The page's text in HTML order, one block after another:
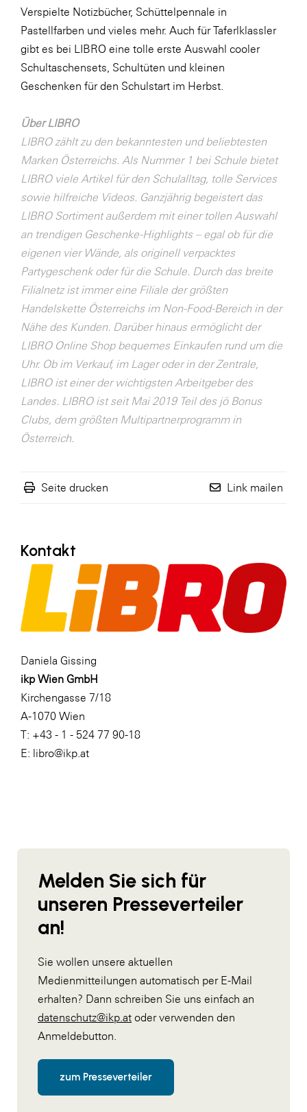
kosaplaner
Libro
Lidl Österreich
Die Menü-Manufaktur
MTH Retail Group
OMV
PAGRO
PHH Rechtsanwält:innen
Salesforce
sebamed
SERVICE&MORE
SKINUANCE®
Sony DADC
STIHL Tirol
VALETTA
Verband Druck Medien Österreich
Wirtschaftskammer Salzburg
WKS Fachgruppe Fahrzeughandel und
WKS Fachgruppe Finanzdienstleister
WK UBIT
Zühlke
Media
Verspielte Notizbücher, Schüttelpennale in
Pastellfarben und vieles mehr. Auch für Taferlklassler
gibt es bei LIBRO eine tolle erste Auswahl cooler
Schultaschensets, Schultüten und kleinen
Geschenken für den Schulstart im Herbst.
Über LIBRO
LIBRO zählt zu den bekanntesten und beliebtesten
Marken Österreichs. Als Nummer 1 bei Schule bietet
LIBRO viele Artikel für den Schulalltag, tolle Services
sowie hilfreiche Videos. Ganzjährig begeistert das
LIBRO Sortiment außerdem mit einer tollen Auswahl
an trendigen Geschenke-Highlights – egal ob für die
eigenen vier Wände, als originell verpacktes
Partygeschenk oder für die Schule. Durch das breite
Filialnetz ist immer eine Filiale der größten
Handelskette Österreichs im Non-Food-Bereich in der
Nähe des Kunden. Darüber hinaus ermöglicht der
LIBRO Online Shop bequemes Einkaufen rund um die
Uhr. Ob im Verkauf, im Lager oder in der Zentrale,
LIBRO ist einer der wichtigsten Arbeitgeber des
Landes. LIBRO ist seit Mai 2019 Teil des jö Bonus
Clubs, dem größten Multipartnerprogramm in
Österreich.
Seite drucken Link mailen
Kontakt
Daniela Gissing
ikp Wien GmbH
Kirchengasse 7/18
A-1070 Wien
T: +43 - 1 - 524 77 90-18
E: libro@ikp.at
Melden Sie sich für
unseren Presseverteiler
an!
Sie wollen unsere aktuellen
Medienmitteilungen automatisch per E-Mail
erhalten? Dann schreiben Sie uns einfach an
datenschutz@ikp.at oder verwenden den
Anmeldebutton.
zum Presseverteiler